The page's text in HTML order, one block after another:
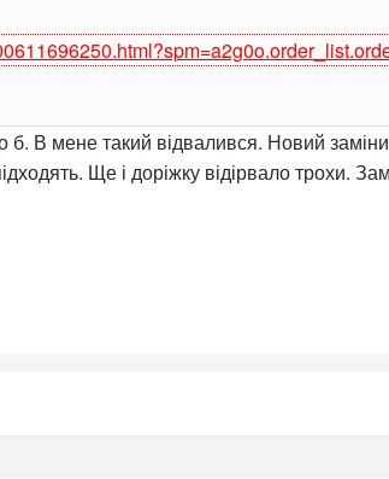
В мене такий відвалився. Новий
Ще і доріжку відірвало трохи.